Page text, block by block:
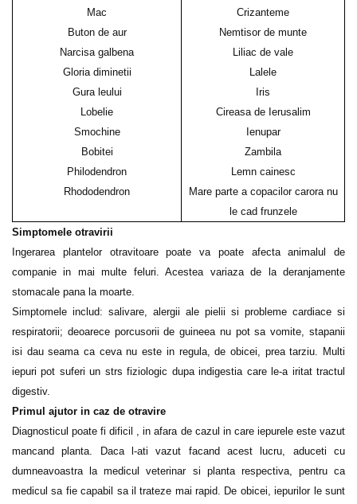
Mac
Buton de aur
Narcisa galbena
Gloria diminetii
Gura leului
Lobelie
Smochine
Bobitei
Philodendron
Rhododendron
Crizanteme
Nemtisor de munte
Liliac de vale
Lalele
Iris
Cireasa de Ierusalim
Ienupar
Zambila
Lemn cainesc
Mare parte a copacilor carora nu
le cad frunzele
Simptomele otravirii
Ingerarea plantelor otravitoare poate va poate afecta animalul de
companie in mai multe feluri. Acestea variaza de la deranjamente
stomacale pana la moarte.
Simptomele includ: salivare, alergii ale pielii si probleme cardiace si
respiratorii; deoarece porcusorii de guineea nu pot sa vomite, stapanii
isi dau seama ca ceva nu este in regula, de obicei, prea tarziu. Multi
iepuri pot suferi un strs fiziologic dupa indigestia care le-a iritat tractul
digestiv.
Primul ajutor in caz de otravire
Diagnosticul poate fi dificil , in afara de cazul in care iepurele este vazut
mancand planta. Daca l-ati vazut facand acest lucru, aduceti cu
dumneavoastra la medicul veterinar si planta respectiva, pentru ca
medicul sa fie capabil sa il trateze mai rapid. De obicei, iepurilor le sunt